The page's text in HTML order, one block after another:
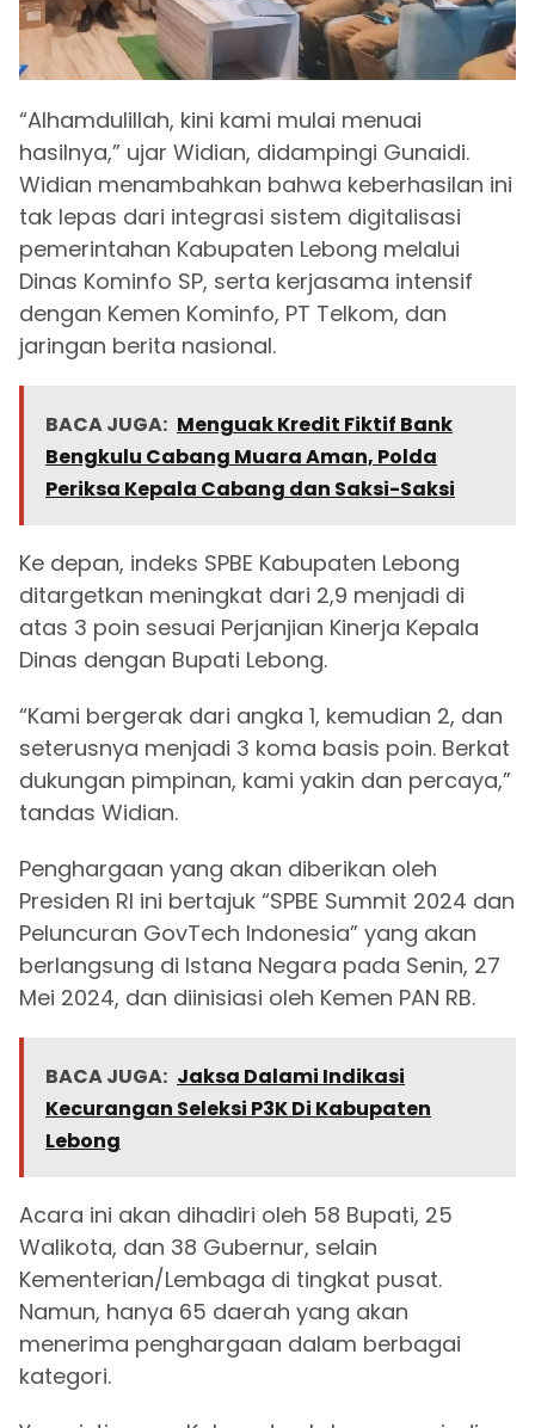
“Alhamdulillah, kini kami mulai menuai
hasilnya,” ujar Widian, didampingi Gunaidi.
Widian menambahkan bahwa keberhasilan ini
tak lepas dari integrasi sistem digitalisasi
pemerintahan Kabupaten Lebong melalui
Dinas Kominfo SP, serta kerjasama intensif
dengan Kemen Kominfo, PT Telkom, dan
jaringan berita nasional.
BACA JUGA: Menguak Kredit Fiktif Bank
Bengkulu Cabang Muara Aman, Polda
Periksa Kepala Cabang dan Saksi-Saksi
Ke depan, indeks SPBE Kabupaten Lebong
ditargetkan meningkat dari 2,9 menjadi di
atas 3 poin sesuai Perjanjian Kinerja Kepala
Dinas dengan Bupati Lebong.
“Kami bergerak dari angka 1, kemudian 2, dan
seterusnya menjadi 3 koma basis poin. Berkat
dukungan pimpinan, kami yakin dan percaya,”
tandas Widian.
Penghargaan yang akan diberikan oleh
Presiden RI ini bertajuk “SPBE Summit 2024 dan
Peluncuran GovTech Indonesia” yang akan
berlangsung di Istana Negara pada Senin, 27
Mei 2024, dan diinisiasi oleh Kemen PAN RB.
BACA JUGA: Jaksa Dalami Indikasi
Kecurangan Seleksi P3K Di Kabupaten
Lebong
Acara ini akan dihadiri oleh 58 Bupati, 25
Walikota, dan 38 Gubernur, selain
Kementerian/Lembaga di tingkat pusat.
Namun, hanya 65 daerah yang akan
menerima penghargaan dalam berbagai
kategori.